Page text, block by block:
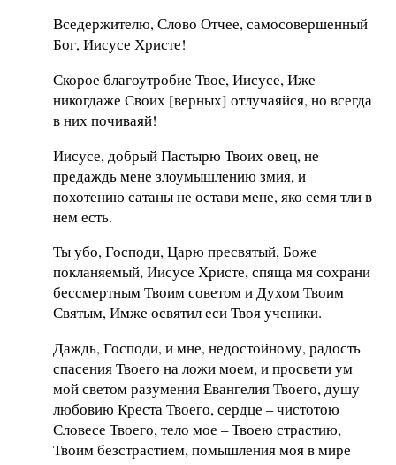
Вседержителю, Слово Отчее, самосовершенный
Бог, Иисусе Христе!
Скорое благоутробие Твое, Иисусе, Иже
никогдаже Своих [верных] отлучаяйся, но всегда
в них почиваяй!
Иисусе, добрый Пастырю Твоих овец, не
предаждь мене злоумышлению змия, и
похотению сатаны не остави мене, яко семя тли в
нем есть.
Ты убо, Господи, Царю пресвятый, Боже
покланяемый, Иисусе Христе, спяща мя сохрани
бессмертным Твоим советом и Духом Твоим
Святым, Имже освятил еси Твоя ученики.
Даждь, Господи, и мне, недостойному, радость
спасения Твоего на ложи моем, и просвети ум
мой светом разумения Евангелия Твоего, душу –
любовию Креста Твоего, сердце – чистотою
Словесе Твоего, тело мое – Твоею страстию,
Твоим безстрастием, помышления моя в мире